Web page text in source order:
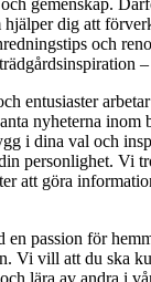
gemenskap.
dig att
och
entusiaster
nyheterna inom
i dina val och
personlighet. Vi
att göra
en passion för
Vi vill att du ska